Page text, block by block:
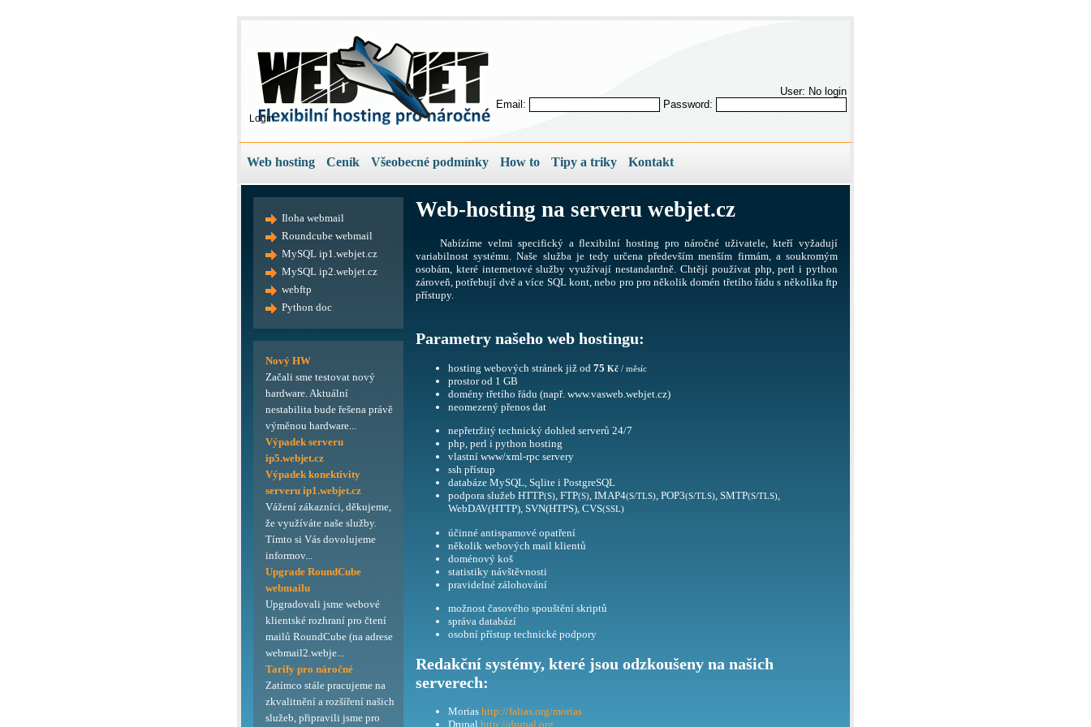
User: No login
Email:
Password:
Login
Web hosting Ceník Všeobecné podmínky How to Tipy a triky Kontakt
Web-hosting na serveru webjet.cz
Nabízíme velmi specifický a flexibilní hosting pro náročné uživatele, kteří vyžadují
variabilnost systému. Naše služba je tedy určena především menším firmám, a soukromým
osobám, které internetové služby využívají nestandardně. Chtějí používat php, perl i python
zároveň, potřebují dvě a více SQL kont, nebo pro pro několik domén třetího řádu s několika ftp
přístupy.
Parametry našeho web hostingu:
hosting webových stránek již od 75 Kč / měsíc
prostor od 1 GB
domény třetího řádu (např. www.vasweb.webjet.cz)
neomezený přenos dat
nepřetržitý technický dohled serverů 24/7
php, perl i python hosting
vlastní www/xml-rpc servery
ssh přístup
databáze MySQL, Sqlite i PostgreSQL
podpora služeb HTTP(S), FTP(S), IMAP4(S/TLS), POP3(S/TLS), SMTP(S/TLS),
WebDAV(HTTP), SVN(HTPS), CVS(SSL)
účinné antispamové opatření
několik webových mail klientů
doménový koš
statistiky návštěvnosti
pravidelné zálohování
možnost časového spouštění skriptů
správa databází
osobní přístup technické podpory
Redakční systémy, které jsou odzkoušeny na našich
serverech:
Morias http://falias.org/morias
Drupal http://drupal.org
Iloha webmail
Roundcube webmail
MySQL ip1.webjet.cz
MySQL ip2.webjet.cz
webftp
Python doc
Nový HW
Začali sme testovat nový
hardware. Aktuální
nestabilita bude řešena právě
výměnou hardware...
Výpadek serveru
ip5.webjet.cz
Výpadek konektivity
serveru ip1.webjet.cz
Vážení zákazníci, děkujeme,
že využíváte naše služby.
Tímto si Vás dovolujeme
informov...
Upgrade RoundCube
webmailu
Upgradovali jsme webové
klientské rozhraní pro čtení
mailů RoundCube (na adrese
webmail2.webje...
Tarify pro náročné
Zatímco stále pracujeme na
zkvalitnění a rozšíření našich
služeb, připravili jsme pro